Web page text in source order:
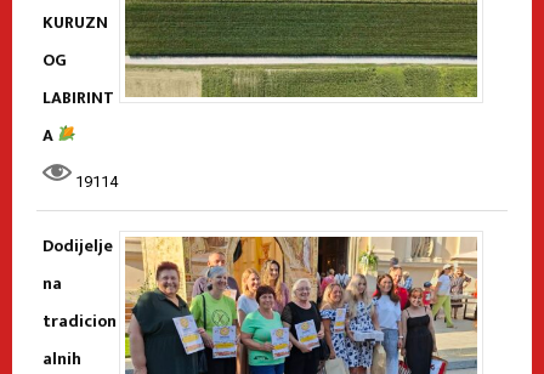
KURUZN
OG
LABIRINT
A
19114
Dodijelje
na
tradicion
alnih